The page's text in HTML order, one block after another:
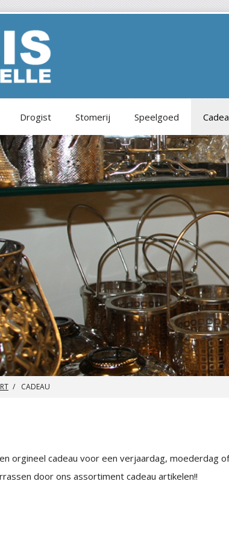
Drogist Stomerij Speelgoed
CADEAU
orgineel cadeau voor een verjaardag, moederdag
door ons assortiment cadeau artikelen!!